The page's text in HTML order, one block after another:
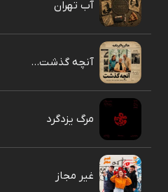
آب تهران
آنچه گذشت...
مرگ یزدگرد
غیر مجاز